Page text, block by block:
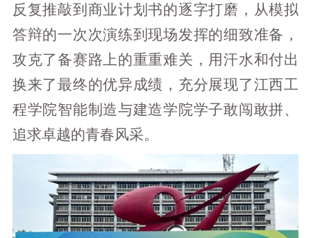
反复推敲到商业计划书的逐字打磨，从模拟
答辩的一次次演练到现场发挥的细致准备，
攻克了备赛路上的重重难关，用汗水和付出
换来了最终的优异成绩，充分展现了江西工
程学院智能制造与建造学院学子敢闯敢拼、
追求卓越的青春风采。